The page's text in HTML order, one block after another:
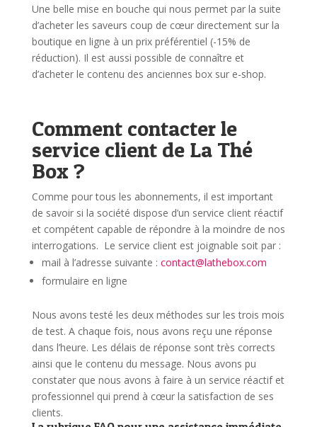
Une belle mise en bouche qui nous permet par la suite
d’acheter les saveurs coup de cœur directement sur la
boutique en ligne à un prix préférentiel (-15% de
réduction). Il est aussi possible de connaître et
d’acheter le contenu des anciennes box sur e-shop.
Comment contacter le
service client de La Thé
Box ?
Comme pour tous les abonnements, il est important
de savoir si la société dispose d’un service client réactif
et compétent capable de répondre à la moindre de nos
interrogations. Le service client est joignable soit par :
mail à l’adresse suivante : contact@lathebox.com
formulaire en ligne
Nous avons testé les deux méthodes sur les trois mois
de test. A chaque fois, nous avons reçu une réponse
dans l’heure. Les délais de réponse sont très corrects
ainsi que le contenu du message. Nous avons pu
constater que nous avons à faire à un service réactif et
professionnel qui prend à cœur la satisfaction de ses
clients.